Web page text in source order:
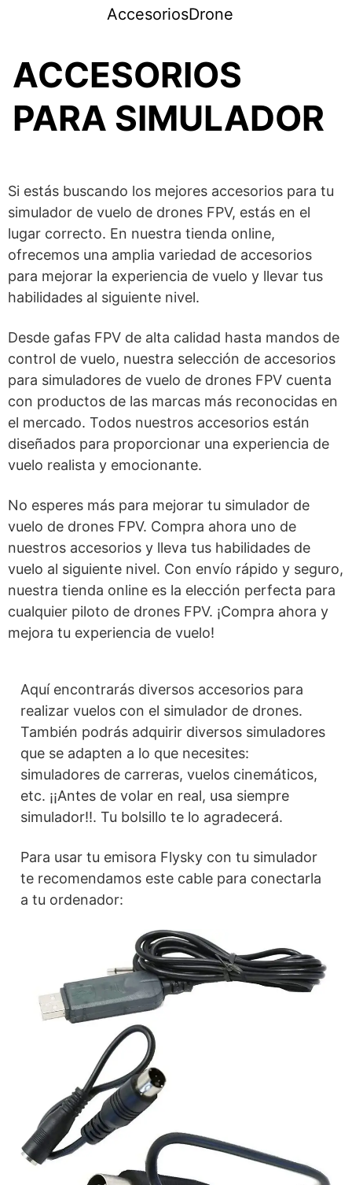
AccesoriosDrone
ACCESORIOS
PARA SIMULADOR
Si estás buscando los mejores accesorios para tu
simulador de vuelo de drones FPV, estás en el
lugar correcto. En nuestra tienda online,
ofrecemos una amplia variedad de accesorios
para mejorar la experiencia de vuelo y llevar tus
habilidades al siguiente nivel.
Desde gafas FPV de alta calidad hasta mandos de
control de vuelo, nuestra selección de accesorios
para simuladores de vuelo de drones FPV cuenta
con productos de las marcas más reconocidas en
el mercado. Todos nuestros accesorios están
diseñados para proporcionar una experiencia de
vuelo realista y emocionante.
No esperes más para mejorar tu simulador de
vuelo de drones FPV. Compra ahora uno de
nuestros accesorios y lleva tus habilidades de
vuelo al siguiente nivel. Con envío rápido y seguro,
nuestra tienda online es la elección perfecta para
cualquier piloto de drones FPV. ¡Compra ahora y
mejora tu experiencia de vuelo!
Aquí encontrarás diversos accesorios para
realizar vuelos con el simulador de drones.
También podrás adquirir diversos simuladores
que se adapten a lo que necesites:
simuladores de carreras, vuelos cinemáticos,
etc. ¡¡Antes de volar en real, usa siempre
simulador!!. Tu bolsillo te lo agradecerá.
Para usar tu emisora Flysky con tu simulador
te recomendamos este cable para conectarla
a tu ordenador: